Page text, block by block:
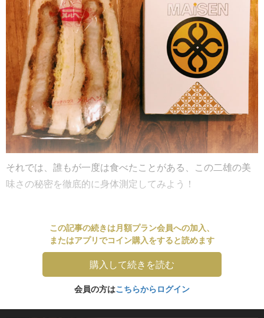
それでは、誰もが一度は食べたことがある、この二雄の美
味さの秘密を徹底的に身体測定してみよう！
この記事の続きは月額プラン会員への加入、
またはアプリでコイン購入をすると読めます
購入して続きを読む
会員の方はこちらからログイン